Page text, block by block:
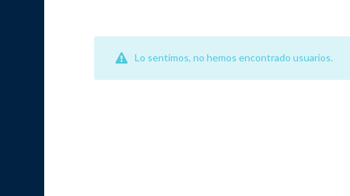
Lo sentimos, no hemos encontrado usuarios.